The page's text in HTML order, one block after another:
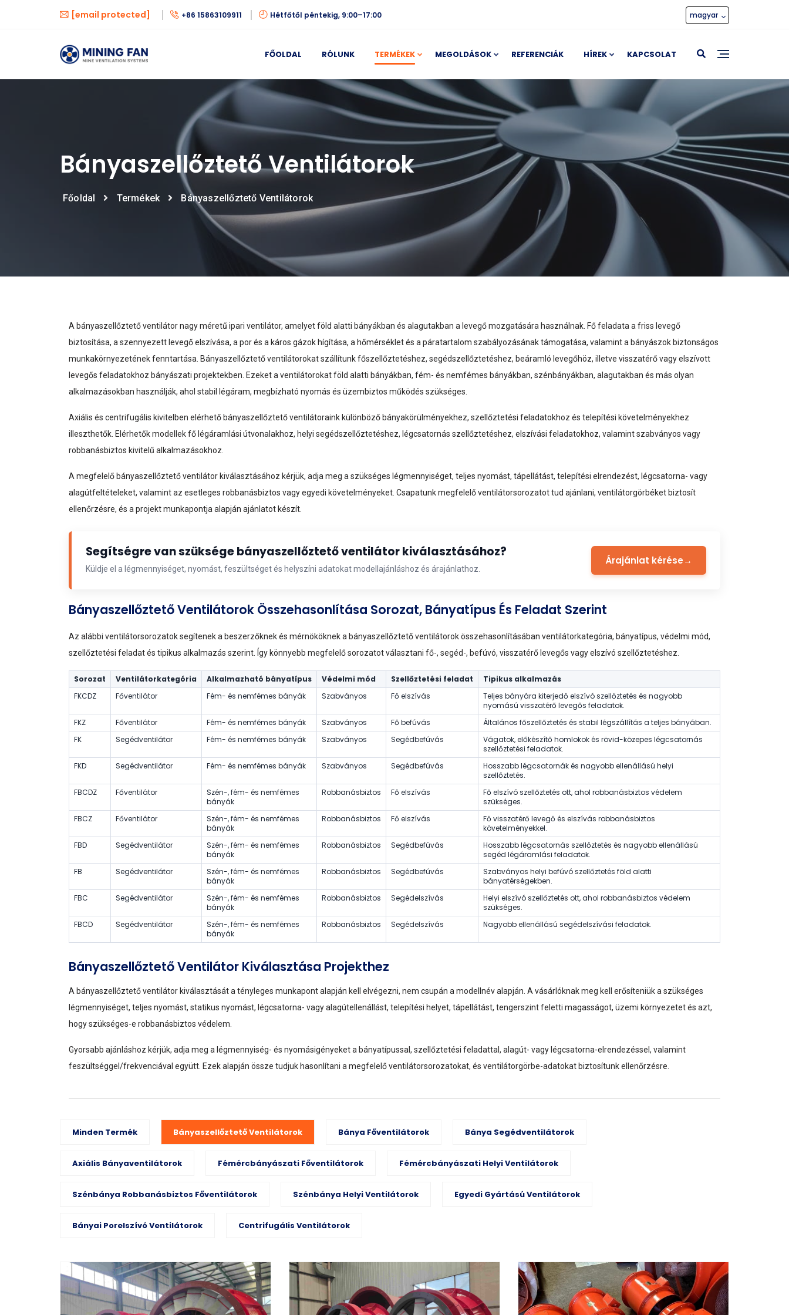
[email protected] +86 15863109911 Hétfőtől péntekig, 9:00–17:00 magyar
FŐOLDAL RÓLUNK TERMÉKEK MEGOLDÁSOK REFERENCIÁK HÍREK KAPCSOLAT
Bányaszellőztető Ventilátorok
Főoldal Termékek Bányaszellőztető Ventilátorok
A bányaszellőztető ventilátor nagy méretű ipari ventilátor, amelyet föld alatti bányákban és alagutakban a levegő mozgatására használnak. Fő feladata a friss levegő
biztosítása, a szennyezett levegő elszívása, a por és a káros gázok hígítása, a hőmérséklet és a páratartalom szabályozásának támogatása, valamint a bányászok biztonságos
munkakörnyezetének fenntartása. Bányaszellőztető ventilátorokat szállítunk főszellőztetéshez, segédszellőztetéshez, beáramló levegőhöz, illetve visszatérő vagy elszívott
levegős feladatokhoz bányászati projektekben. Ezeket a ventilátorokat föld alatti bányákban, fém- és nemfémes bányákban, szénbányákban, alagutakban és más olyan
alkalmazásokban használják, ahol stabil légáram, megbízható nyomás és üzembiztos működés szükséges.
Axiális és centrifugális kivitelben elérhető bányaszellőztető ventilátoraink különböző bányakörülményekhez, szellőztetési feladatokhoz és telepítési követelményekhez
illeszthetők. Elérhetők modellek fő légáramlási útvonalakhoz, helyi segédszellőztetéshez, légcsatornás szellőztetéshez, elszívási feladatokhoz, valamint szabványos vagy
robbanásbiztos kivitelű alkalmazásokhoz.
A megfelelő bányaszellőztető ventilátor kiválasztásához kérjük, adja meg a szükséges légmennyiséget, teljes nyomást, tápellátást, telepítési elrendezést, légcsatorna- vagy
alagútfeltételeket, valamint az esetleges robbanásbiztos vagy egyedi követelményeket. Csapatunk megfelelő ventilátorsorozatot tud ajánlani, ventilátorgörbéket biztosít
ellenőrzésre, és a projekt munkapontja alapján ajánlatot készít.
Segítségre van szüksége bányaszellőztető ventilátor kiválasztásához?
Küldje el a légmennyiséget, nyomást, feszültséget és helyszíni adatokat modellajánláshoz és árajánlathoz.
Árajánlat kérése→
Bányaszellőztető Ventilátorok Összehasonlítása Sorozat, Bányatípus És Feladat Szerint
Az alábbi ventilátorsorozatok segítenek a beszerzőknek és mérnököknek a bányaszellőztető ventilátorok összehasonlításában ventilátorkategória, bányatípus, védelmi mód,
szellőztetési feladat és tipikus alkalmazás szerint. Így könnyebb megfelelő sorozatot választani fő-, segéd-, befúvó, visszatérő levegős vagy elszívó szellőztetéshez.
Sorozat Ventilátorkategória Alkalmazható bányatípus Védelmi mód Szellőztetési feladat
Tipikus alkalmazás
FKCDZ
Főventilátor Fém- és nemfémes bányák Szabványos Fő elszívás
Teljes bányára kiterjedő elszívó szellőztetés és nagyobb
nyomású visszatérő levegős feladatok.
FKZ
Főventilátor Fém- és nemfémes bányák Szabványos Fő befúvás
Általános főszellőztetés és stabil légszállítás a teljes bányában.
FK
Segédventilátor Fém- és nemfémes bányák Szabványos Segédbefúvás
Vágatok, előkészítő homlokok és rövid-közepes légcsatornás
szellőztetési feladatok.
FKD
Segédventilátor Fém- és nemfémes bányák Szabványos Segédbefúvás
Hosszabb légcsatornák és nagyobb ellenállású helyi
szellőztetés.
FBCDZ
Főventilátor
Szén-, fém- és nemfémes
bányák
Robbanásbiztos Fő elszívás
Fő elszívó szellőztetés ott, ahol robbanásbiztos védelem
szükséges.
FBCZ
Főventilátor
Szén-, fém- és nemfémes
bányák
Robbanásbiztos Fő elszívás
Fő visszatérő levegő és elszívás robbanásbiztos
követelményekkel.
FBD
Segédventilátor
Szén-, fém- és nemfémes
bányák
Robbanásbiztos Segédbefúvás
Hosszabb légcsatornás szellőztetés és nagyobb ellenállású
segéd légáramlási feladatok.
FB
Segédventilátor
Szén-, fém- és nemfémes
bányák
Robbanásbiztos Segédbefúvás
Szabványos helyi befúvó szellőztetés föld alatti
bányatérségekben.
FBC
Segédventilátor
Szén-, fém- és nemfémes
bányák
Robbanásbiztos Segédelszívás
Helyi elszívó szellőztetés ott, ahol robbanásbiztos védelem
szükséges.
FBCD
Segédventilátor
Szén-, fém- és nemfémes
bányák
Robbanásbiztos Segédelszívás Nagyobb ellenállású segédelszívási feladatok.
Bányaszellőztető Ventilátor Kiválasztása Projekthez
A bányaszellőztető ventilátor kiválasztását a tényleges munkapont alapján kell elvégezni, nem csupán a modellnév alapján. A vásárlóknak meg kell erősíteniük a szükséges
légmennyiséget, teljes nyomást, statikus nyomást, légcsatorna- vagy alagútellenállást, telepítési helyet, tápellátást, tengerszint feletti magasságot, üzemi környezetet és azt,
hogy szükséges-e robbanásbiztos védelem.
Gyorsabb ajánláshoz kérjük, adja meg a légmennyiség- és nyomásigényeket a bányatípussal, szellőztetési feladattal, alagút- vagy légcsatorna-elrendezéssel, valamint
feszültséggel/frekvenciával együtt. Ezek alapján össze tudjuk hasonlítani a megfelelő ventilátorsorozatokat, és ventilátorgörbe-adatokat biztosítunk ellenőrzésre.
Minden Termék Bányaszellőztető Ventilátorok Bánya Főventilátorok Bánya Segédventilátorok
Axiális Bányaventilátorok Fémércbányászati Főventilátorok Fémércbányászati Helyi Ventilátorok
Szénbánya Robbanásbiztos Főventilátorok Szénbánya Helyi Ventilátorok Egyedi Gyártású Ventilátorok
Bányai Porelszívó Ventilátorok Centrifugális Ventilátorok